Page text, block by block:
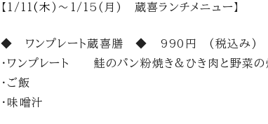
【1/11 (木 )～1/15(月) 蔵喜ランチメニュー】
◆ ワンプレート蔵喜膳 ◆ 990円 (税込み)
・ワンプレート 鮭のパン粉焼き&ひき肉と野菜
・ご飯
・味噌汁